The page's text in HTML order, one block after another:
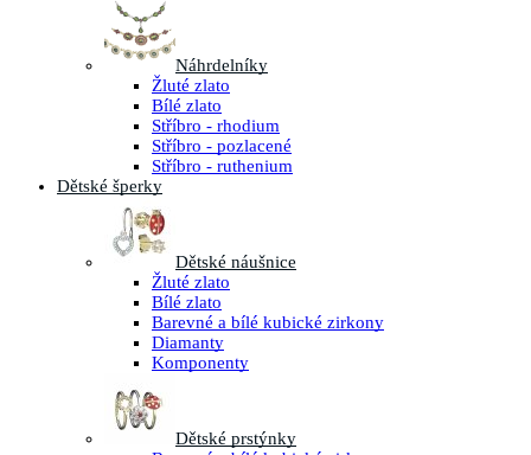
Náhrdelníky
Žluté zlato
Bílé zlato
Stříbro - rhodium
Stříbro - pozlacené
Stříbro - ruthenium
Dětské šperky
Dětské náušnice
Žluté zlato
Bílé zlato
Barevné a bílé kubické zirkony
Diamanty
Komponenty
Dětské prstýnky